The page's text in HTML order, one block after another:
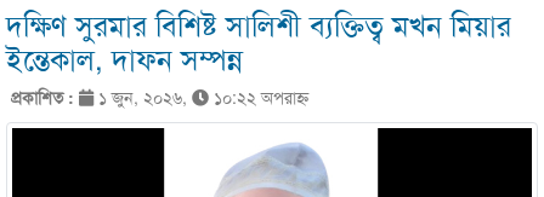
দক্ষিণ সুরমার বিশিষ্ট সালিশী ব্যক্তিত্ব মখন মিয়ার
ইন্তেকাল, দাফন সম্পন্ন
প্রকাশিত : ১ জুন, ২০২৬, ১০:২২ অপরাহ্ণ